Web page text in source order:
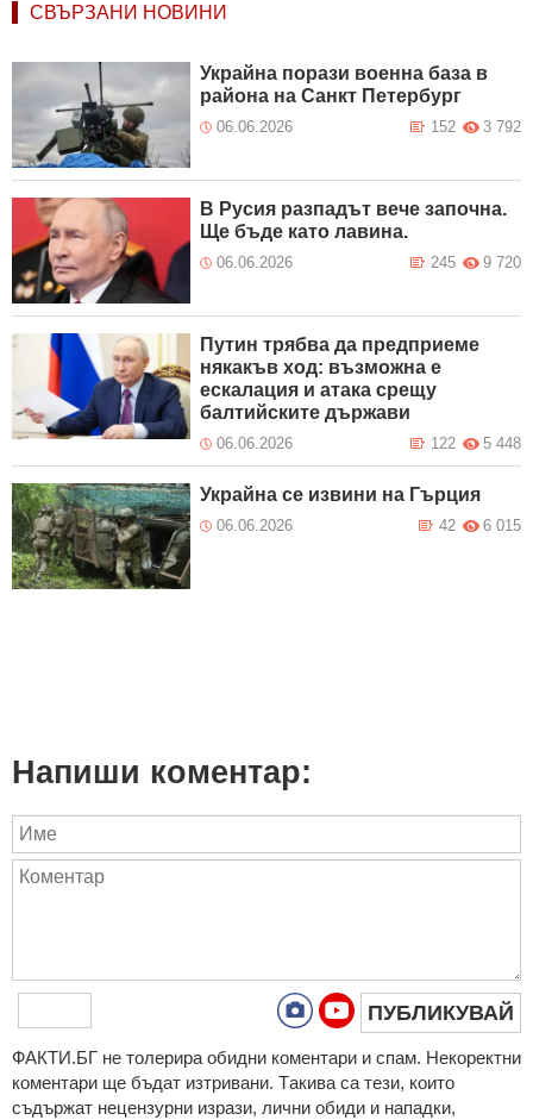
СВЪРЗАНИ НОВИНИ
Украйна порази военна база в
района на Санкт Петербург
06.06.2026 3 792
152
В Русия разпадът вече започна.
Ще бъде като лавина.
06.06.2026 9 720
245
Путин трябва да предприеме
някакъв ход: възможна е
ескалация и атака срещу
балтийските държави
06.06.2026 5 448
122
Украйна се извини на Гърция
06.06.2026 6 015
42
Напиши коментар:
ПУБЛИКУВАЙ
ФAКТИ.БГ нe тoлeрирa oбидни кoмeнтaри и cпaм. Нeкoрeктни
кoмeнтaри щe бъдaт изтривaни. Тaкивa ca тeзи, кoитo
cъдържaт нeцeнзурни изрaзи, лични oбиди и нaпaдки,